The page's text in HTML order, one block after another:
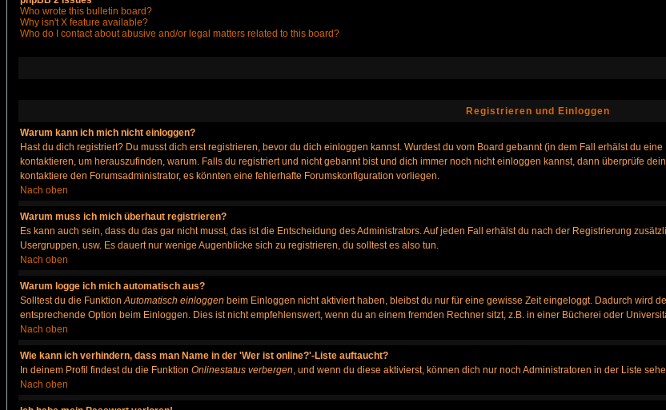
Who wrote this bulletin board?
Why isn't X feature available?
Who do I contact about abusive and/or legal matters related to this board?
Registrieren und Einloggen
Warum kann ich mich nicht einloggen?
Hast du dich registriert? Du musst dich erst registrieren, bevor du dich einloggen kannst. Wurdest du vom Board gebannt (in dem Fall erhälst du
kontaktieren, um herauszufinden, warum. Falls du registriert und nicht gebannt bist und dich immer noch nicht einloggen kannst, dann überprüfe
kontaktiere den Forumsadministrator, es könnten eine fehlerhafte Forumskonfiguration vorliegen.
Nach oben
Warum muss ich mich überhaut registrieren?
Es kann auch sein, dass du das gar nicht musst, das ist die Entscheidung des Administrators. Auf jeden Fall erhälst du nach der Registrierung
Usergruppen, usw. Es dauert nur wenige Augenblicke sich zu registrieren, du solltest es also tun.
Nach oben
Warum logge ich mich automatisch aus?
Solltest du die FunktionAutomatisch einloggen beim Einloggen nicht aktiviert haben, bleibst du nur für eine gewisse Zeit eingeloggt. Dadurch wird
entsprechende Option beim Einloggen. Dies ist nicht empfehlenswert, wenn du an einem fremden Rechner sitzt, z.B. in einer Bücherei oder
Nach oben
Wie kann ich verhindern, dass man Name in der 'Wer ist online?'-Liste auftaucht?
In deinem Profil findest du die Funktion Onlinestatus verbergen, und wenn du diese aktivierst, können dich nur noch Administratoren in der Liste
Nach oben